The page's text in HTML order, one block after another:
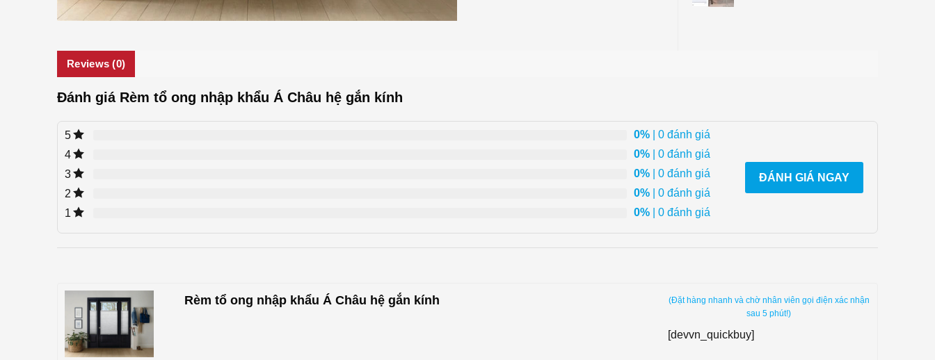
Reviews (0)
Đánh giá Rèm tổ ong nhập khẩu Á Châu hệ gắn kính
5 0% | 0 đánh giá
4
0% | 0 đánh giá
3
0% | 0 đánh giá
2
0% | 0 đánh giá
1
0% | 0 đánh giá
ĐÁNH GIÁ NGAY
Rèm tổ ong nhập khẩu Á Châu hệ gắn kính
(Đặt hàng nhanh và chờ nhân viên gọi điện xác nhận
sau 5 phút!)
[devvn_quickbuy]